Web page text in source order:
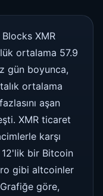
XMR
ortalama 57.9
gün boyunca,
ortalama
aşan
XMR ticaret
karşı
12'lik bir Bitcoin
gibi altcoinler
göre,